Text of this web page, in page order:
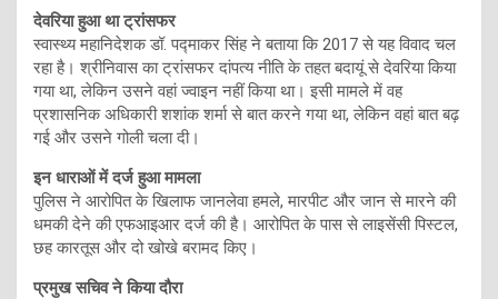
देवरिया हुआ था ट्रांसफर
स्वास्थ्य महानिदेशक डॉ. पद्माकर सिंह ने बताया कि 2017 से यह विवाद चल
रहा है। श्रीनिवास का ट्रांसफर दांपत्य नीति के तहत बदायूं से देवरिया किया
गया था, लेकिन उसने वहां ज्वाइन नहीं किया था। इसी मामले में वह
प्रशासनिक अधिकारी शशांक शर्मा से बात करने गया था, लेकिन वहां बात बढ़
गई और उसने गोली चला दी।
इन धाराओं में दर्ज हुआ मामला
पुलिस ने आरोपित के खिलाफ जानलेवा हमले, मारपीट और जान से मारने की
धमकी देने की एफआइआर दर्ज की है। आरोपित के पास से लाइसेंसी पिस्टल,
छह कारतूस और दो खोखे बरामद किए।
प्रमुख सचिव ने किया दौरा